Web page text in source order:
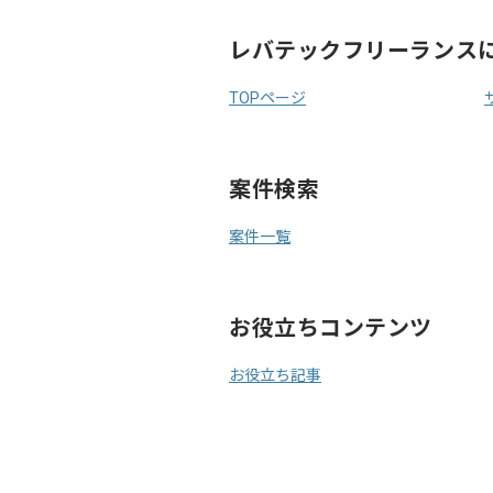
レバテックフリーランス
TOPページ
案件検索
案件一覧
お役立ちコンテンツ
お役立ち記事